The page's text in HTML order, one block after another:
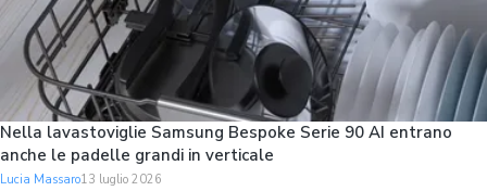
Nella lavastoviglie Samsung Bespoke Serie 90 AI entrano
anche le padelle grandi in verticale
Lucia Massaro13 luglio 2026